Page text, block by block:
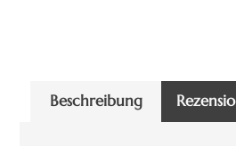
Beschreibung